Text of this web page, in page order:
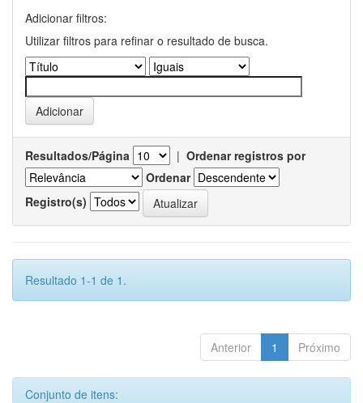
Adicionar filtros:
Utilizar filtros para refinar o resultado de busca.
Resultados/Página | Ordenar registros por
Ordenar
Registro(s)
Resultado 1-1 de 1.
Anterior 1 Próximo
Conjunto de itens: